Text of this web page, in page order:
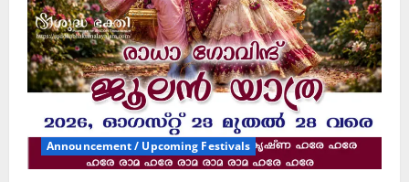
Announcement / Upcoming Festivals